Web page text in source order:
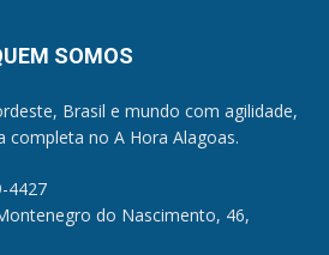
SOMOS
Brasil e mundo com agilidade,
completa no A Hora Alagoas.
4427
do Nascimento, 46,